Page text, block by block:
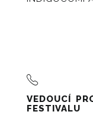
VEDOUCÍ
FESTIVALU